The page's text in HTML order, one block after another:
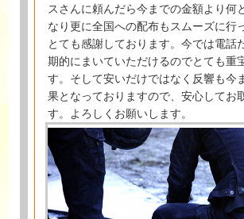
スさんに頼んだら今までの金額より何
なり更に全国への配布もスムーズに行
とても感謝しております。今では電話
期的にまいていただけるのでとても重
す。そして安いだけではなく反響も今
果となっておりますので、安心してお
す。よろしくお願いします。